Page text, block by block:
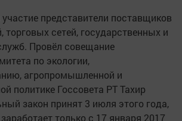
представители поставщиков
торговых сетей, государственных и
Провёл совещание
по экологии,
агропромышленной и
политике Госсовета РТ Тахир
закон принят 3 июля этого года,
только с 17 января 2017